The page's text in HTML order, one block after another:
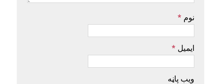
نوم *
ایمیل *
ویب پاڼه